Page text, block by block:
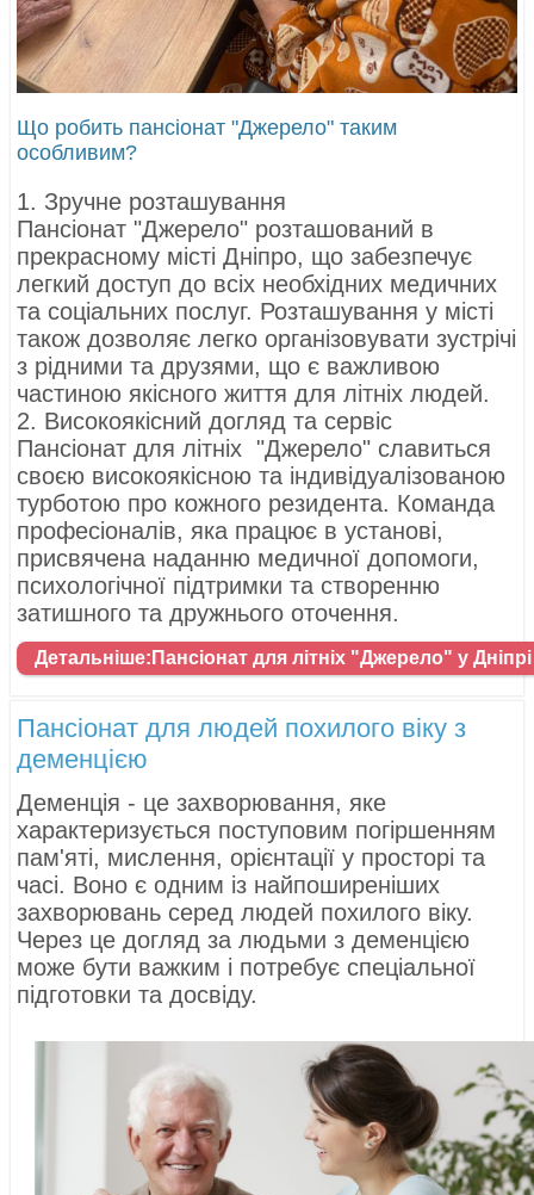
Що робить пансіонат "Джерело" таким
особливим?
1. Зручне розташування
Пансіонат "Джерело" розташований в
прекрасному місті Дніпро, що забезпечує
легкий доступ до всіх необхідних медичних
та соціальних послуг. Розташування у місті
також дозволяє легко організовувати зустрічі
з рідними та друзями, що є важливою
частиною якісного життя для літніх людей.
2. Високоякісний догляд та сервіс
Пансіонат для літніх "Джерело" славиться
своєю високоякісною та індивідуалізованою
турботою про кожного резидента. Команда
професіоналів, яка працює в установі,
присвячена наданню медичної допомоги,
психологічної підтримки та створенню
затишного та дружнього оточення.
Детальніше:Пансіонат для літніх "Джерело" у Дніпрі
Пансіонат для людей похилого віку з
деменцією
Деменція - це захворювання, яке
характеризується поступовим погіршенням
пам'яті, мислення, орієнтації у просторі та
часі. Воно є одним із найпоширеніших
захворювань серед людей похилого віку.
Через це догляд за людьми з деменцією
може бути важким і потребує спеціальної
підготовки та досвіду.